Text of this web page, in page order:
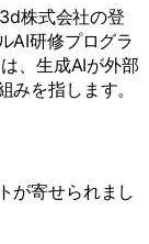
株式会社の登
AI研修プログラ
、生成AIが外部
を指します。
が寄せられまし